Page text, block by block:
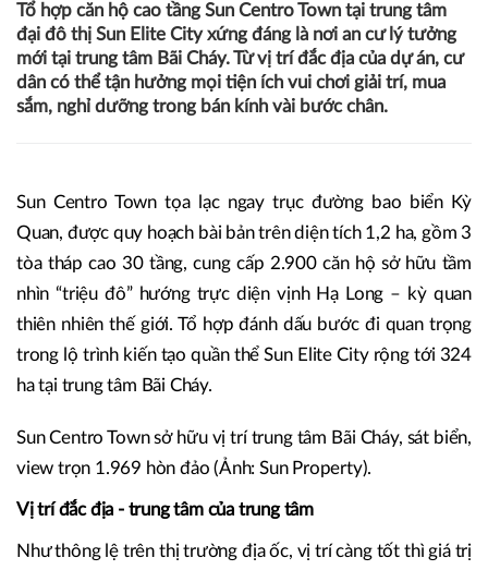
Tổ hợp căn hộ cao tầng Sun Centro Town tại trung tâm
đại đô thị Sun Elite City xứng đáng là nơi an cư lý tưởng
mới tại trung tâm Bãi Cháy. Từ vị trí đắc địa của dự án, cư
dân có thể tận hưởng mọi tiện ích vui chơi giải trí, mua
sắm, nghỉ dưỡng trong bán kính vài bước chân.
Sun Centro Town tọa lạc ngay trục đường bao biển Kỳ
Quan, được quy hoạch bài bản trên diện tích 1,2 ha, gồm 3
tòa tháp cao 30 tầng, cung cấp 2.900 căn hộ sở hữu tầm
nhìn “triệu đô” hướng trực diện vịnh Hạ Long – kỳ quan
thiên nhiên thế giới. Tổ hợp đánh dấu bước đi quan trọng
trong lộ trình kiến tạo quần thể Sun Elite City rộng tới 324
ha tại trung tâm Bãi Cháy.
Sun Centro Town sở hữu vị trí trung tâm Bãi Cháy, sát biển,
view trọn 1.969 hòn đảo (Ảnh: Sun Property).
Vị trí đắc địa - trung tâm của trung tâm
Như thông lệ trên thị trường địa ốc, vị trí càng tốt thì giá trị